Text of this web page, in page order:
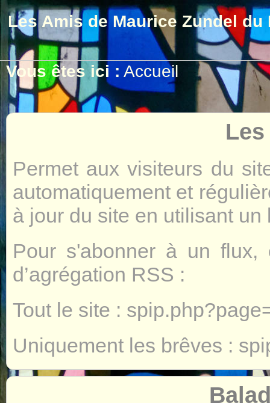
Les Amis de Maurice Zundel du
Vous êtes ici : Accueil
Permet aux visiteurs du
automatiquement et
à jour du site en utilisant un
Pour s'abonner à un
d’agrégation RSS :
Tout le site :
Uniquement les brêves :